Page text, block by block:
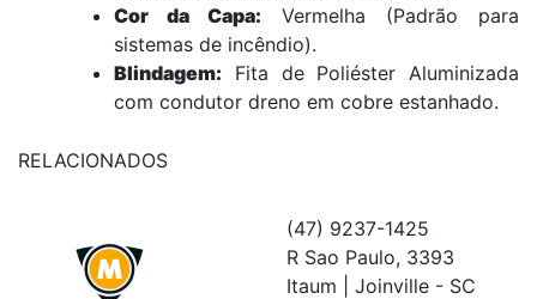
Cor da Capa: Vermelha (Padrão para
sistemas de incêndio).
Blindagem: Fita de Poliéster Aluminizada
com condutor dreno em cobre estanhado.
RELACIONADOS
(47) 9237-1425
R Sao Paulo, 3393
Itaum | Joinville - SC